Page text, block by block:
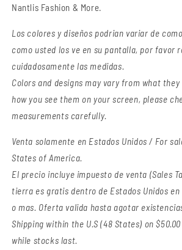
Nantlis Fashion & More.
Los colores y diseños podrian variar de
como usted los ve en su pantalla, por favor
cuidadosamente las medidas.
Colors and designs may vary from what
how you see them on your screen, please
measurements carefully.
Venta solamente en Estados Unidos / For
States of America.
El precio incluye impuesto de venta (Sales
tierra es gratis dentro de Estados Unidos en
o mas. Oferta valida hasta agotar
Shipping within the U.S (48 States) on
while stocks last.